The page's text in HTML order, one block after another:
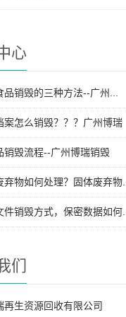
心
品销毁的三种方法--广州...
案怎么销毁？？？广州博瑞
销毁流程--广州博瑞销毁
弃物如何处理？固体废弃物...
件销毁方式，保密数据如何...
们
再生资源回收有限公司